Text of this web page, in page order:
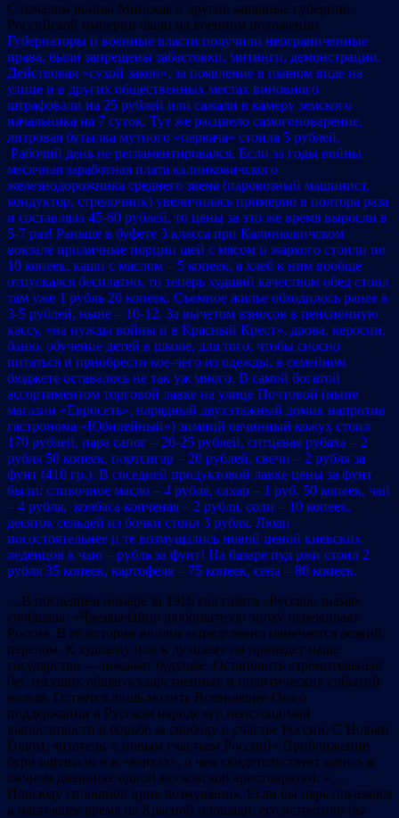
С началом войны Минская и другие западные губернии
Российской империи были на военном положении.
Губернаторы и военные власти получили неограниченные
права, были запрещены забастовки, митинги, демонстрации.
Действовал «сухой закон», за появление в пьяном виде на
улице и в других общественных местах виновного
штрафовали на 25 рублей или сажали в камеру земского
начальника на 7 суток. Тут же расцвело самогоноварение,
литровая бутылка мутного «первача» стоила 5 рублей.
Рабочий день не регламентировался. Если за годы войны
месячная заработная плата калинковичского
железнодорожника среднего звена (паровозный машинист,
кондуктор, стрелочник) увеличилась примерно в полтора раза
и составляла 45-60 рублей, то цены за это же время выросли в
5-7 раз! Раньше в буфете 3 класса при Калинковичском
вокзале приличные порции щей с мясом и жаркого стоили по
10 копеек, каши с маслом – 5 копеек, а хлеб к ним вообще
отпускался бесплатно, то теперь худший качеством обед стоил
там уже 1 рубль 20 копеек. Съемное жилье обходилось ранее в
3-5 рублей, ныне – 10-12. За вычетом взносов в пенсионную
кассу, «на нужды войны и в Красный Крест», дрова, керосин,
баню, обучение детей в школе, для того, чтобы сносно
питаться и приобрести кое-чего из одежды, в семейном
бюджете оставалось не так уж много. В самой богатой
ассортиментом торговой лавке на улице Почтовой (ныне
магазин «Евросеть», нарядный двухэтажный домик напротив
гастронома «Юбилейный») зимний овчинный кожух стоил
170 рублей, пара сапог – 20-25 рублей, ситцевая рубаха – 2
рубля 50 копеек, портсигар – 20 рублей, свечи – 2 рубля за
фунт (410 гр.). В соседней продуктовой лавке цены за фунт
были: сливочное масло – 4 рубля, сахар – 1 руб. 50 копеек, чай
– 4 рубля, колбаса копченая – 2 рубля, соли – 10 копеек,
десяток сельдей из бочки стоил 3 рубля. Люди
посостоятельнее и те возмущались новой ценой киевских
леденцов к чаю – рубль за фунт! На базаре пуд ржи стоил 2
рубля 35 копеек, картофеля – 75 копеек, сена – 80 копеек.
…В последнем номере за 1916 год газета «Русское знамя»
сообщала: «Чрезвычайно любопытную эпоху переживает
Россия. В ее истории вполне определенно намечается резкий
перелом. К худшему или к лучшему он приведет наше
государство — покажет будущее. Остановить стремительный
бег текущих общегосударственных и политических событий
нельзя. Остается лишь молить Всевидящее Око о
поддержании в Русском народе его неистощимой
выносливости в борьбе за свободу и счастье России. С Новым
Годом, читатель, с новым счастьем России!» Приближение
бури ощущали и в «верхах», о чем свидетельствует запись в
личном дневнике одной московской аристократки. «…
Повсюду сплошной крик возмущения. Если бы царь показался
в настоящее время на Красной площади, его встретили бы